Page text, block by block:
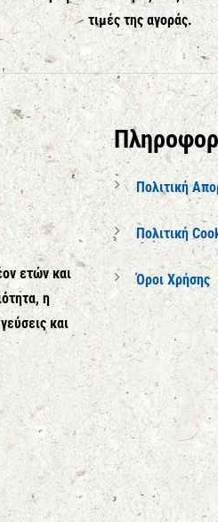
τιμές της αγοράς.
ετών και
η
και
Πολιτική
Πολιτική
Όροι Χρήσης